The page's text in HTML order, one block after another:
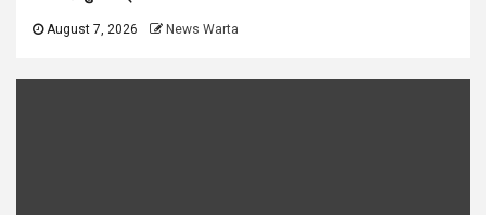
August 7, 2026 News Warta